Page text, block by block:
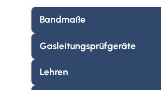
Bandmaße
Gasleitungsprüfgeräte
Lehren